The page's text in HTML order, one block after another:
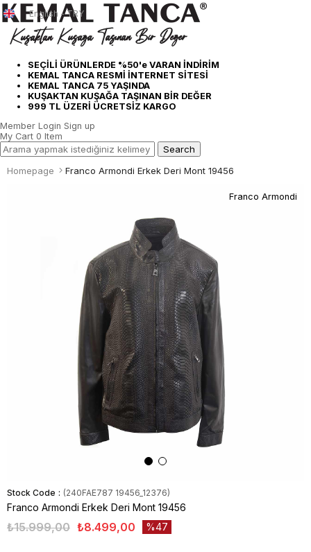
SEÇİLİ ÜRÜNLERDE %50'e VARAN İNDİRİM
KEMAL TANCA RESMİ İNTERNET SİTESİ
KEMAL TANCA 75 YAŞINDA
KUŞAKTAN KUŞAĞA TAŞINAN BİR DEĞER
999 TL ÜZERİ ÜCRETSİZ KARGO
English - TRY
Member Login Sign up
My Cart 0 Item
Homepage Franco Armondi Erkek Deri Mont 19456
Franco Armondi
Stock Code (240FAE787 19456_12376)
Franco Armondi Erkek Deri Mont 19456
₺15.999,00 ₺8.499,00 47